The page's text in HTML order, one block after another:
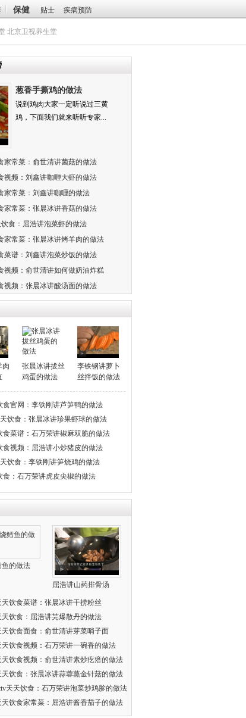
保健 贴士 疾病预防
北京卫视养生堂
葱香手撕鸡的做法
说到鸡肉大家一定听说过三黄
鸡，下面我们就来听听专家...
家常菜：俞世清讲菌菇的做法
视频：刘鑫讲咖喱大虾的做法
家常菜：刘鑫讲咖喱的做法
家常菜：张晨冰讲香菇的做法
饮食：屈浩讲泡菜虾的做法
家常菜：张晨冰讲烤羊肉的做法
菜谱：刘鑫讲泡菜炒饭的做法
视频：俞世清讲如何做奶油炸糕
视频：张晨冰讲酸汤面的做法
肉
张晨冰讲拔丝
鸡蛋的做法
李铁钢讲萝卜
丝拌饭的做法
食官网：李铁刚讲芦笋鸭的做法
饮食：张晨冰讲珍果虾球的做法
食菜谱：石万荣讲椒麻双脆的做法
食视频：屈浩讲小炒猪皮的做法
饮食：李铁刚讲笋烧鸡的做法
食：石万荣讲虎皮尖椒的做法
鱼的做法
屈浩讲山药排骨汤
天饮食菜谱：张晨冰讲干捞粉丝
天饮食：屈浩讲芫爆散丹的做法
天饮食面食：俞世清讲芽菜哨子面
天饮食视频：石万荣讲一碗香的做法
天饮食视频：俞世清讲素炒疙瘩的做法
天饮食：张晨冰讲蒜蓉蒸金针菇的做法
天天饮食：石万荣讲泡菜炒鸡胗的做法
天饮食家常菜：屈浩讲酱香茄子的做法